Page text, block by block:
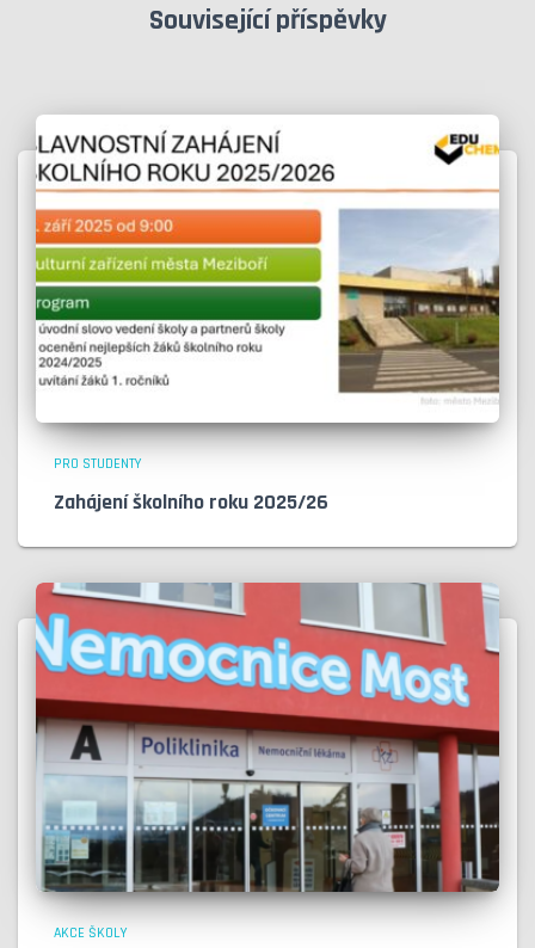
Související příspěvky
PRO STUDENTY
Zahájení školního roku 2025/26
AKCE ŠKOLY